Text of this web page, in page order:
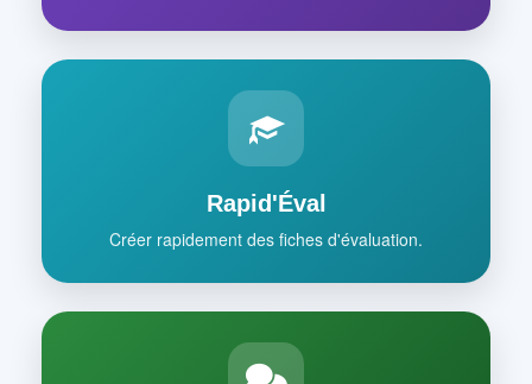
Rapid'Éval
Créer rapidement des fiches d'évaluation.